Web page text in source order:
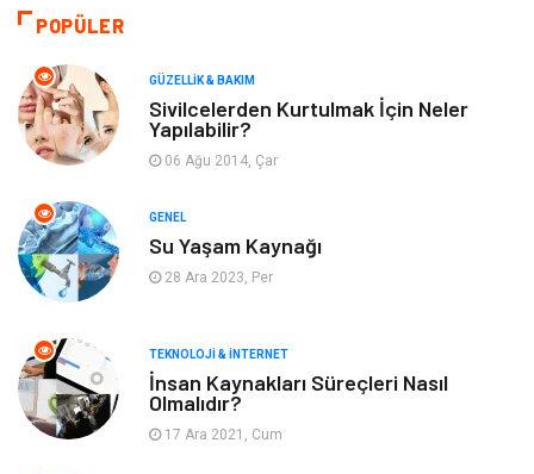
Bilgisayar & Yazılım
Makine
Giyim
Keyif & Hobi Organizasyon
Gayrimenkul Spor
Finans& Ekonomi Anne & Çocuk
POPÜLER
GÜZELLIK & BAKIM
Sivilcelerden Kurtulmak İçin Neler
Yapılabilir?
06 Ağu 2014, Çar
GENEL
Su Yaşam Kaynağı
28 Ara 2023, Per
TEKNOLOJI & İNTERNET
İnsan Kaynakları Süreçleri Nasıl
Olmalıdır?
17 Ara 2021, Cum